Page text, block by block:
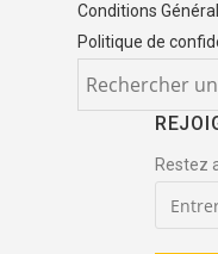
Conditions
Politique de
Restez